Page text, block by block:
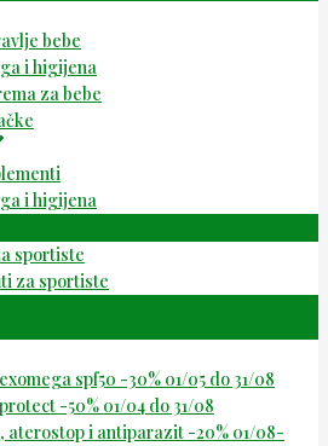
bebe
i higijena
za bebe
i higijena
sportiste
za sportiste
spf50 -30% 01/05 do 31/08
-50% 01/04 do 31/08
aterostop i antiparazit -20% 01/08-